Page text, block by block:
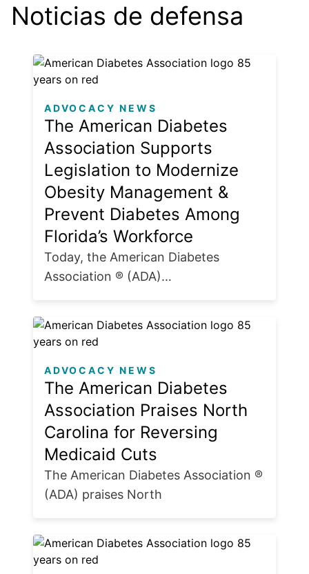
Noticias de defensa
ADVOCACY NEWS
The American Diabetes
Association Supports
Legislation to Modernize
Obesity Management &
Prevent Diabetes Among
Florida’s Workforce
Today, the American Diabetes
Association ® (ADA)…
ADVOCACY NEWS
The American Diabetes
Association Praises North
Carolina for Reversing
Medicaid Cuts
The American Diabetes Association ®
(ADA) praises North